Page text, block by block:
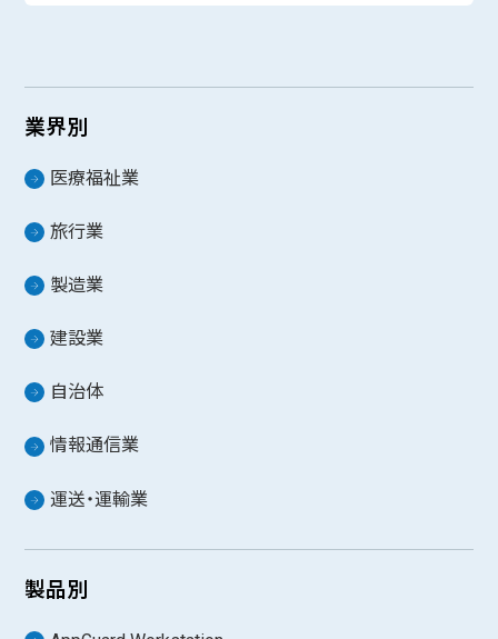
業界別
医療福祉業
旅行業
製造業
建設業
自治体
情報通信業
運送・運輸業
製品別